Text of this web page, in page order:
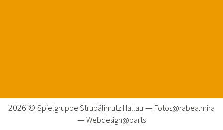
2026 © Spielgruppe Strubälimutz Hallau — Fotos@rabea.mira
—Webdesign@parts